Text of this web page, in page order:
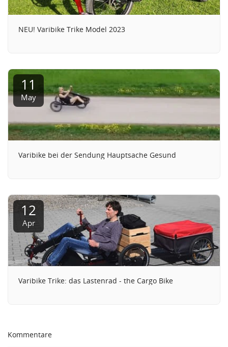
NEU! Varibike Trike Model 2023
11
May
Varibike bei der Sendung Hauptsache Gesund
12
Apr
Varibike Trike: das Lastenrad - the Cargo Bike
Kommentare